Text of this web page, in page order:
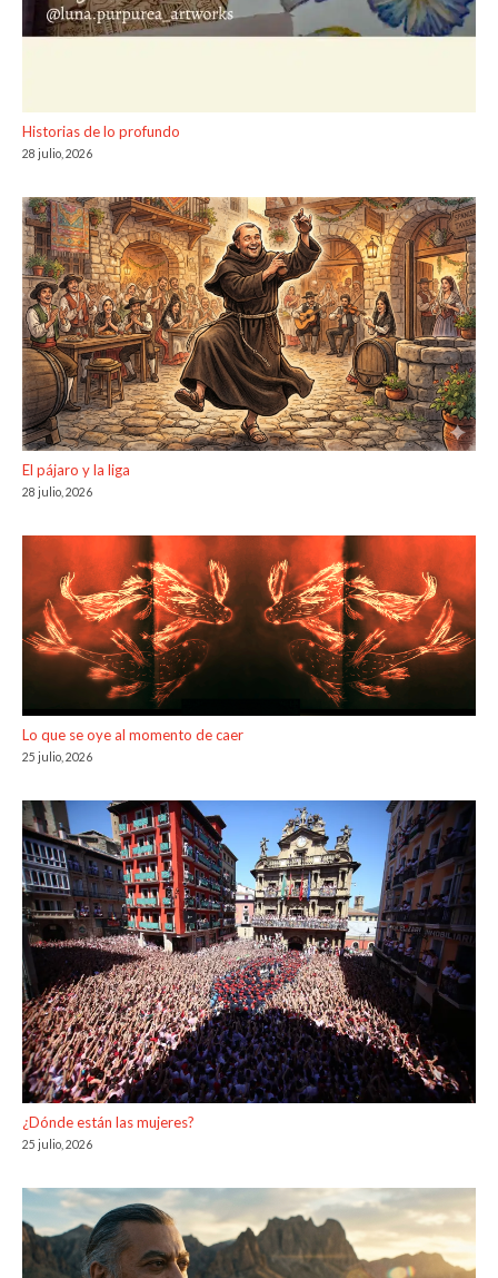
Historias de lo profundo
28 julio, 2026
El pájaro y la liga
28 julio, 2026
Lo que se oye al momento de caer
25 julio, 2026
¿Dónde están las mujeres?
25 julio, 2026